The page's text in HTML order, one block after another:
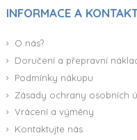
INFORMACE A
O nás?
Doručení a přepravní
Podmínky nákupu
Zásady ochrany osobních
Vrácení a výměny
Kontaktujte nás